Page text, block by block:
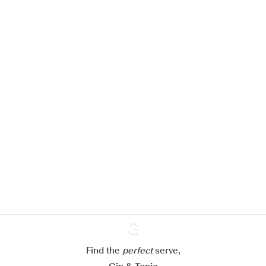
Ginventory
Find the perfectserve,